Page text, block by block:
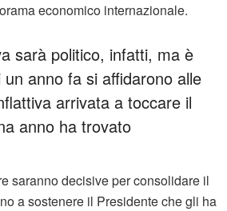
economico internazionale.
sarà politico, infatti, ma è
anno fa si affidarono alle
arrivata a toccare il
anno ha trovato
saranno decisive per consolidare il
a sostenere il Presidente che gli ha